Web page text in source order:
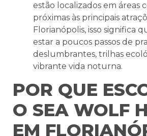
estão localizados em áreas
próximas às principais
Florianópolis, isso significa
estar a poucos passos de
deslumbrantes, trilhas
vibrante vida noturna.
POR QUE
O SEA WOLF
EM